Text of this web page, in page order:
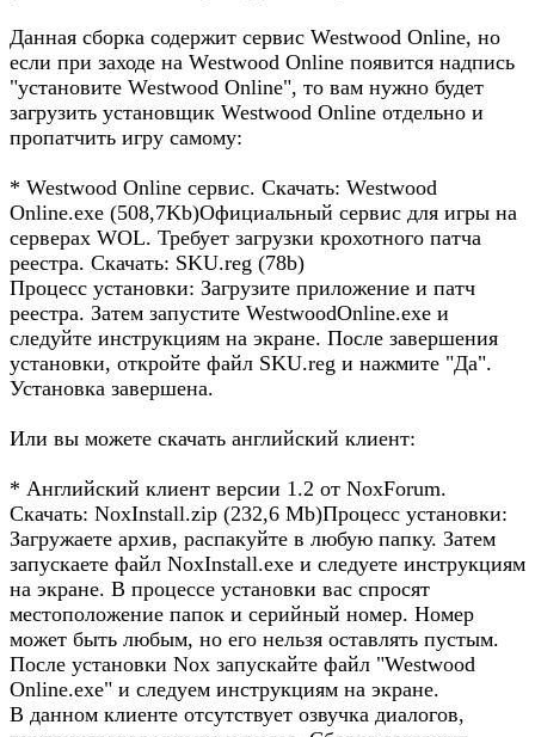
Данная сборка содержит сервис Westwood Online, но
если при заходе на Westwood Online появится надпись
"установите Westwood Online", то вам нужно будет
загрузить установщик Westwood Online отдельно и
пропатчить игру самому:
* Westwood Online сервис. Скачать: Westwood
Online.exe (508,7Kb)Официальный сервис для игры на
серверах WOL. Требует загрузки крохотного патча
реестра. Скачать: SKU.reg (78b)
Процесс установки: Загрузите приложение и патч
реестра. Затем запустите WestwoodOnline.exe и
следуйте инструкциям на экране. После завершения
установки, откройте файл SKU.reg и нажмите "Да".
Установка завершена.
Или вы можете скачать английский клиент:
* Английский клиент версии 1.2 от NoxForum.
Скачать: NoxInstall.zip (232,6 Mb)Процесс установки:
Загружаете архив, распакуйте в любую папку. Затем
запускаете файл NoxInstall.exe и следуете инструкциям
на экране. В процессе установки вас спросят
местоположение папок и серийный номер. Номер
может быть любым, но его нельзя оставлять пустым.
После установки Nox запускайте файл "Westwood
Online.exe" и следуем инструкциям на экране.
В данном клиенте отсутствует озвучка диалогов,